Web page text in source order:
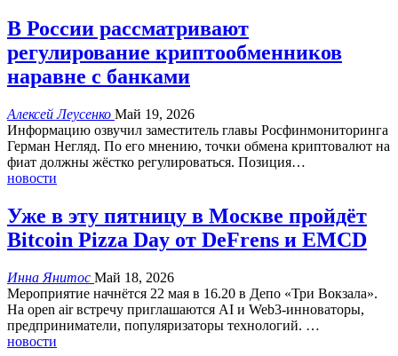
В России рассматривают
регулирование криптообменников
наравне с банками
Алексей Леусенко Май 19, 2026
Информацию озвучил заместитель главы Росфинмониторинга
Герман Негляд. По его мнению, точки обмена криптовалют на
фиат должны жёстко регулироваться. Позиция…
новости
Уже в эту пятницу в Москве пройдёт
Bitcoin Pizza Day от DeFrens и EMCD
Инна Янитос Май 18, 2026
Мероприятие начнётся 22 мая в 16.20 в Депо «Три Вокзала».
На open air встречу приглашаются AI и Web3-инноваторы,
предприниматели, популяризаторы технологий. …
новости